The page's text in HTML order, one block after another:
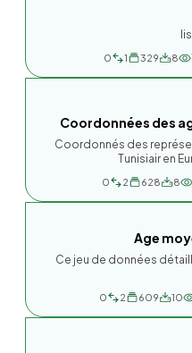
8
329
1
0
Coordonnées des
Coordonnés des
Tunisiair en
8
628
2
0
Age
Ce jeu de données
10
609
2
0